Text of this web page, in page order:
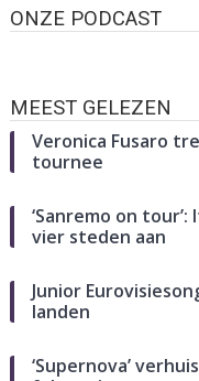
ONZE PODCAST
MEEST GELEZEN
Veronica Fusaro
tournee
‘Sanremo on
vier steden aan
Junior
landen
‘Supernova’